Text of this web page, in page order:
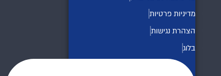
מדיניות פרטיות
הצהרת נגישות
בלוג